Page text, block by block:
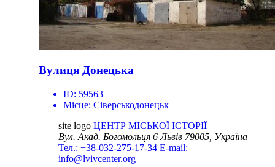
Вулиця Донецька
ID: 59563
Місце: Сіверськодонецьк
site logo ЦЕНТР МІСЬКОЇ ІСТОРІЇ
Вул. Акад. Богомольця 6Львів 79005, Україна
Тел.: +38-032-275-17-34 E-mail:
info@lvivcenter.org